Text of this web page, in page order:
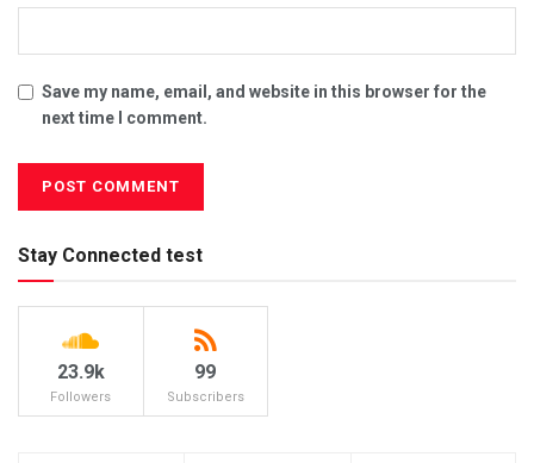
Save my name, email, and website in this browser for the
next time I comment.
Stay Connected test
23.9k
Followers
99
Subscribers